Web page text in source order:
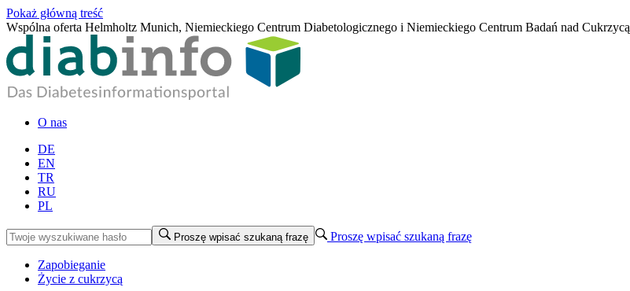
Pokaż główną treść
Wspólna oferta Helmholtz Munich, Niemieckiego Centrum Diabetologicznego i Niemieckiego Centrum Badań nad Cukrzycą
O nas
DE
EN
TR
RU
PL
Proszę wpisać szukaną frazę Proszę wpisać szukaną frazę
Zapobieganie
Życie z cukrzycą